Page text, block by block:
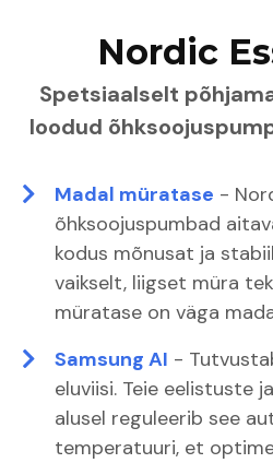
Nordic
Spetsiaalselt
loodud
Madal müratase -
õhksoojuspumbad
kodus mõnusat ja
vaikselt, liigset müra
müratase on väga
Samsung AI -
eluviisi. Teie eelistuste
alusel reguleerib see
temperatuuri, et